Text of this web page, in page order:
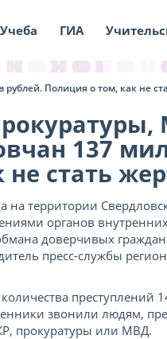
Учеба ГИА
Полиция о том, как не
137
стать
на территории
органов
доверчивых
пресс-службы
преступлений
звонили людям,
прокуратуры или МВД.